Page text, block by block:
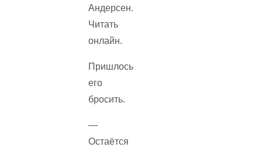
Пришлось
его
бросить.
—
Остаётся